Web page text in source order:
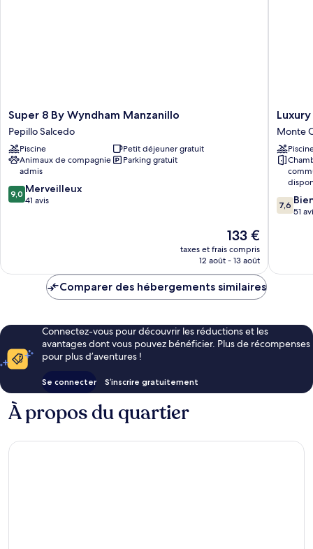
Super
8
By
Wyndham
Manzanillo
Pepillo
Salcedo
Super 8 By Wyndham Manzanillo
Pepillo Salcedo
Piscine
Petit déjeuner gratuit
Animaux de compagnie
admis
Parking gratuit
9.0
sur
9,0 Merveilleux
41 avis
Le
nouveau
prix
de
133 €
taxes et frais compris
12 août - 13 août
Luxury
Chic
Hotel
Monte
Cristi
Monte
7.6
sur
7,6
51
Comparer des hébergements similaires
Connectez-vous pour découvrir les réductions et les
avantages dont vous pouvez bénéficier. Plus de récompenses
pour plus d’aventures !
Se connecter S’inscrire gratuitement
À propos du quartier